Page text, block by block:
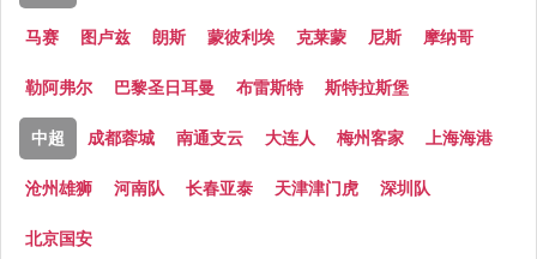
马赛 图卢兹 朗斯 蒙彼利埃 克莱蒙 尼斯 摩纳哥
勒阿弗尔 巴黎圣日耳曼 布雷斯特 斯特拉斯堡
中超 成都蓉城 南通支云 大连人 梅州客家 上海海港
沧州雄狮 河南队 长春亚泰 天津津门虎 深圳队
北京国安